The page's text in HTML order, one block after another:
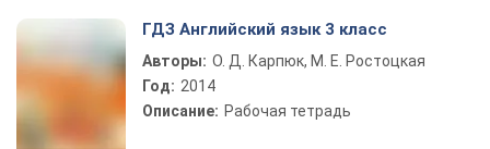
ГДЗ Английский язык 3 класс
Авторы: О. Д. Карпюк, М. Е. Ростоцкая
Год: 2014
Описание: Рабочая тетрадь